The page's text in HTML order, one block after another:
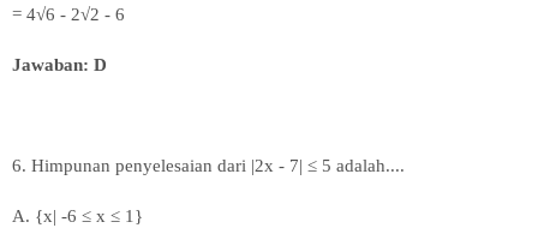
= 4√6 - 2√2 - 6
Jawaban: D
6. Himpunan penyelesaian dari |2x - 7| ≤ 5 adalah....
A. {x| -6 ≤ x ≤ 1}